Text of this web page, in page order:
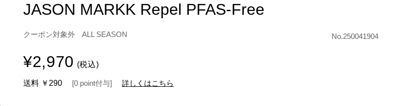
JASON MARKK Repel PFAS-Free
クーポン対象外 ALL SEASON No.250041904
¥2,970 (税込)
送料 ￥290 [0 point付与] 詳しくはこちら